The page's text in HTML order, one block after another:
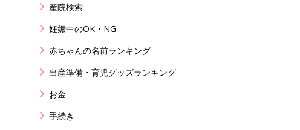
産院検索
妊娠中のOK・NG
赤ちゃんの名前ランキング
出産準備・育児グッズランキング
お金
手続き